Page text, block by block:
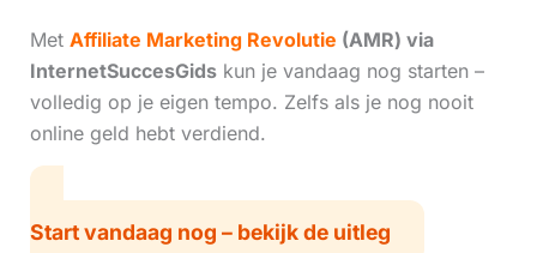
Met Affiliate Marketing Revolutie (AMR) via
InternetSuccesGidskun je vandaag nog starten –
volledig op je eigen tempo. Zelfs als je nog nooit
online geld hebt verdiend.
Start vandaag nog – bekijk de uitleg